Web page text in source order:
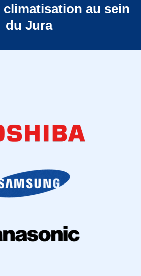
climatisation au sein
du Jura